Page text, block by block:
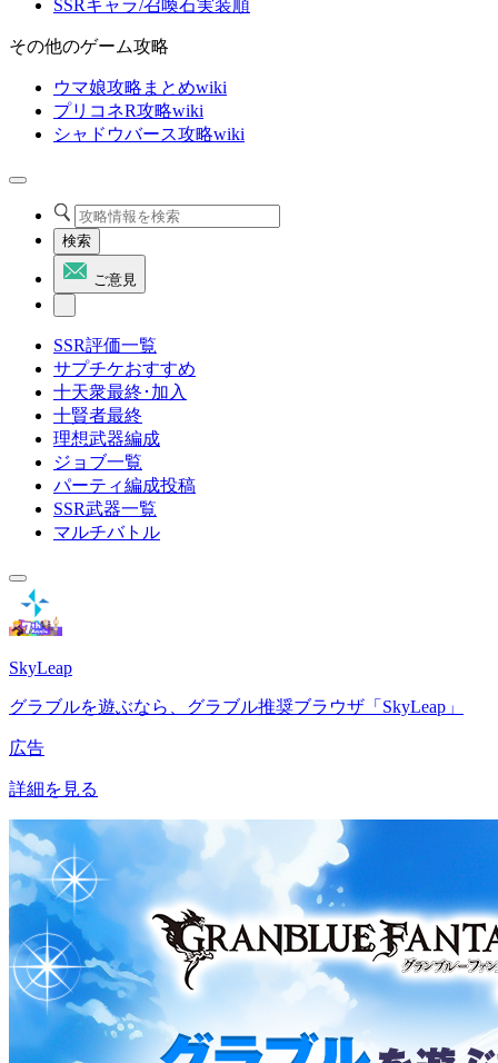
SSRキャラ/召喚石実装順
その他のゲーム攻略
ウマ娘攻略まとめwiki
プリコネR攻略wiki
シャドウバース攻略wiki
検索
ご意見
SSR評価一覧
サプチケおすすめ
十天衆最終･加入
十賢者最終
理想武器編成
ジョブ一覧
パーティ編成投稿
SSR武器一覧
マルチバトル
SkyLeap
グラブルを遊ぶなら、グラブル推奨ブラウザ「SkyLeap」
広告
詳細を見る